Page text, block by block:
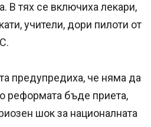
В тях се включиха лекари,
учители, дори пилоти от
предупредиха, че няма да
реформата бъде приета,
шок за националната